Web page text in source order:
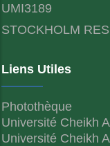
UMI3189
STOCKHOLM
Liens Utiles
Photothèque
Université Cheikh
Université Cheikh